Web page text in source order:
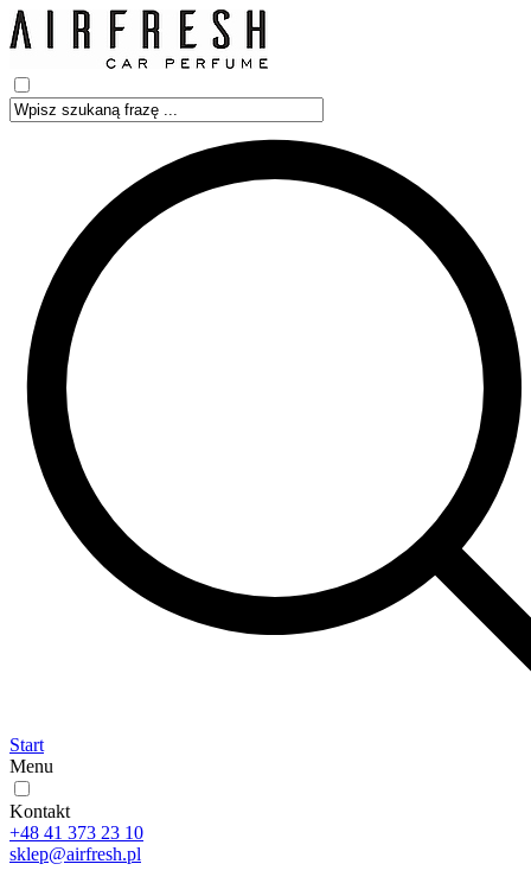
Start
Menu
Kontakt
+48 41 373 23 10
sklep@airfresh.pl